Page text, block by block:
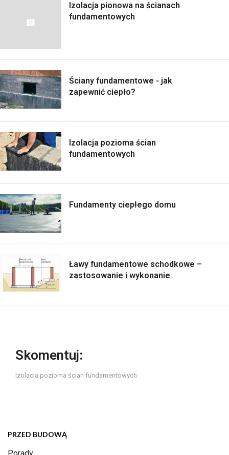
Izolacja pionowa na ścianach
fundamentowych
Ściany fundamentowe - jak
zapewnić ciepło?
Izolacja pozioma ścian
fundamentowych
Fundamenty ciepłego domu
Ławy fundamentowe schodkowe –
zastosowanie i wykonanie
Skomentuj:
Izolacja pozioma ścian fundamentowych
PRZED BUDOWĄ
Porady